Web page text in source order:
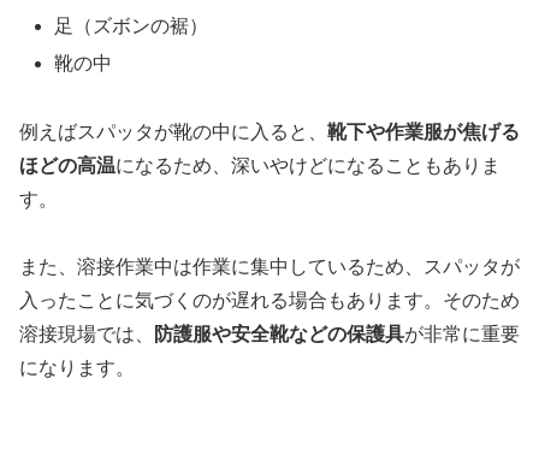
足（ズボンの裾）
靴の中
例えばスパッタが靴の中に入ると、 靴下や作業服が焦げる
ほどの高温になるため、深いやけどになることもありま
す。
また、溶接作業中は作業に集中しているため、スパッタが
入ったことに気づくのが遅れる場合もあります。そのため
溶接現場では、
防護服や安全靴などの保護具が非常に重要
になります。